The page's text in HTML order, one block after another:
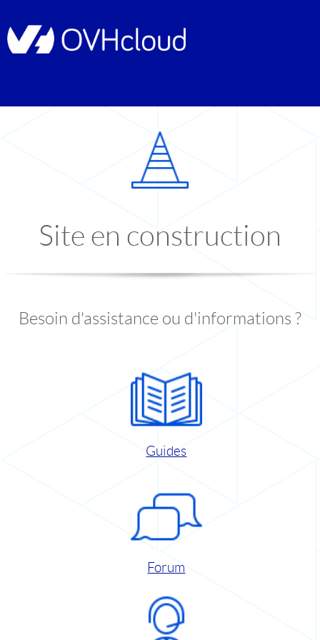
Site en construction
Besoin d'assistance ou d'informations ?
Guides
Forum